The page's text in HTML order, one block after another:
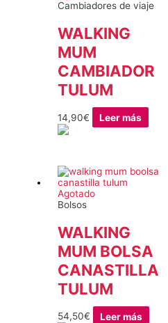
Cambiadores de viaje
WALKING
MUM
CAMBIADOR
TULUM
14,90€ Leer más
Agotado
Bolsos
WALKING
MUM BOLSA
CANASTILLA
TULUM
54,50€ Leer más